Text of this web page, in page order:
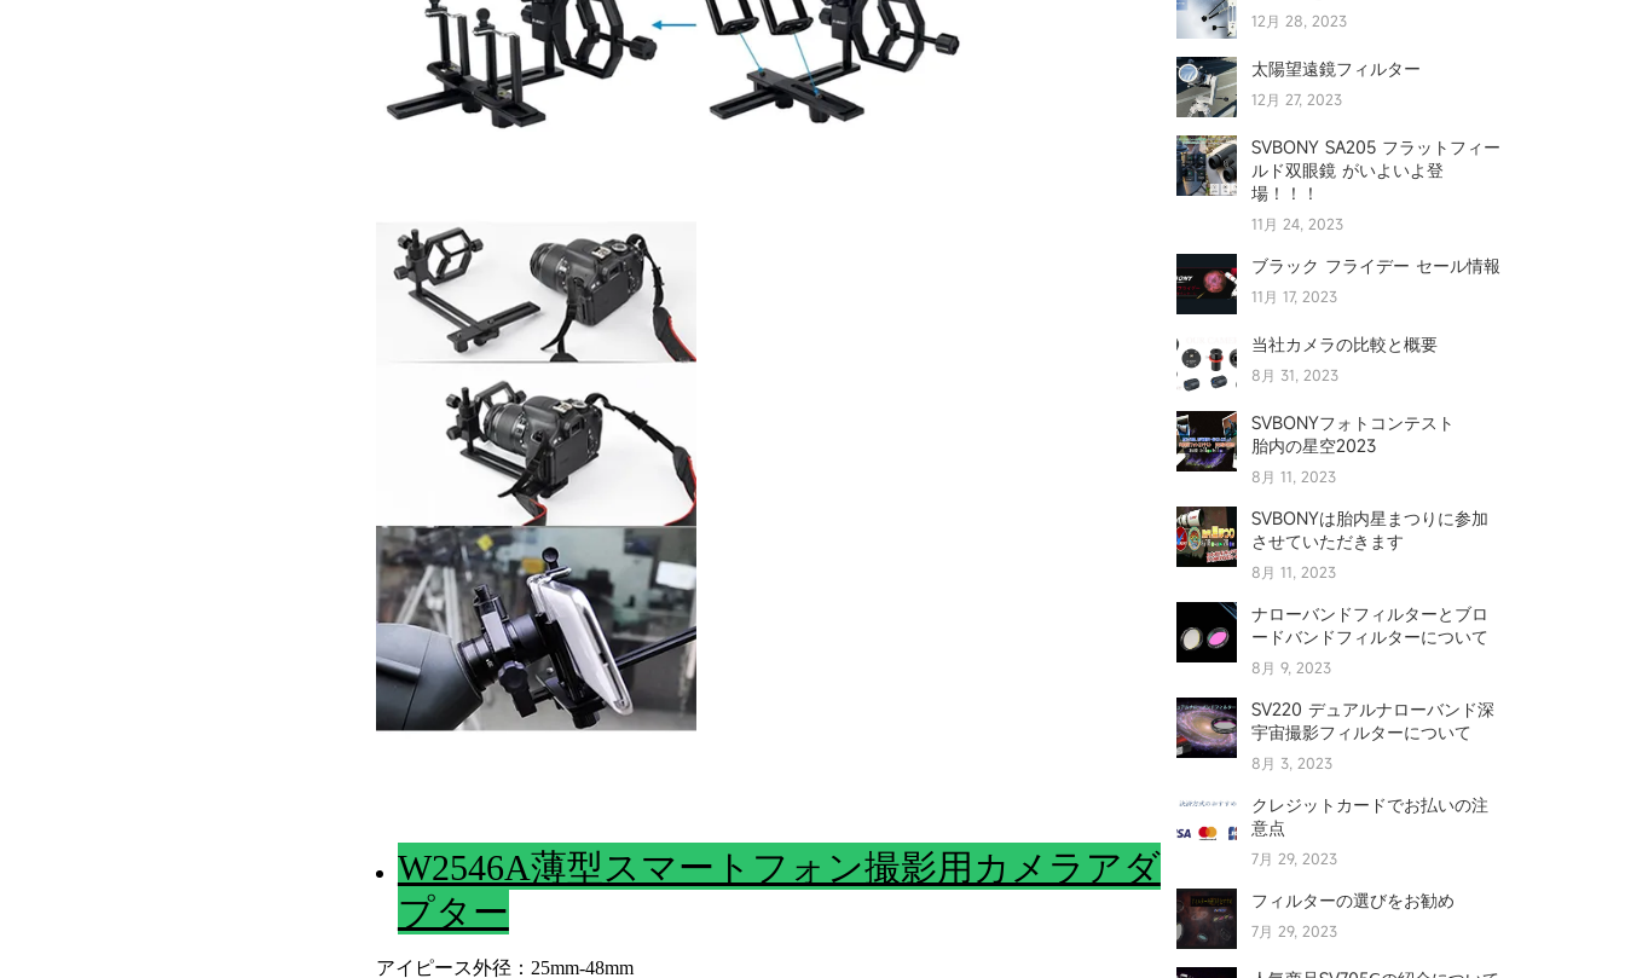
W2546A薄型スマートフォン撮影用カメラアダ
プター
アイピース外径：25mm-48mm
12月 28, 2023
太陽望遠鏡フィルター
12月 27, 2023
SVBONY SA205 フラットフィー
ルド双眼鏡 がいよいよ登
場！！！
11月 24, 2023
ブラック フライデー セール情報
11月 17, 2023
当社カメラの比較と概要
8月 31, 2023
SVBONYフォトコンテスト
胎内の星空2023
8月 11, 2023
SVBONYは胎内星まつりに参加
させていただきます
8月 11, 2023
ナローバンドフィルターとブロ
ードバンドフィルターについて
8月 9, 2023
SV220 デュアルナローバンド深
宇宙撮影フィルターについて
8月 3, 2023
クレジットカードでお払いの注
意点
7月 29, 2023
フィルターの選びをお勧め
7月 29, 2023